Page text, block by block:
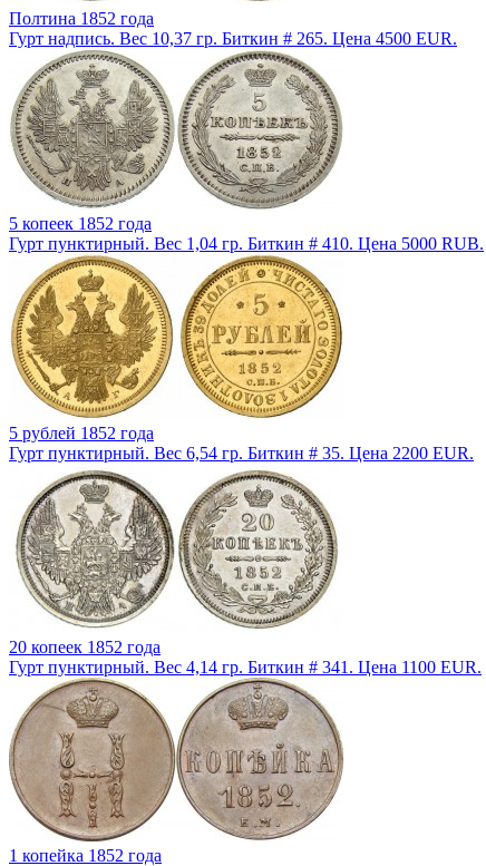
Полтина 1852 года
Гурт надпись. Вес 10,37 гр. Биткин # 265. Цена 4500 EUR.
5 копеек 1852 года
Гурт пунктирный. Вес 1,04 гр. Биткин # 410. Цена 5000 RUB.
5 рублей 1852 года
Гурт пунктирный. Вес 6,54 гр. Биткин # 35. Цена 2200 EUR.
20 копеек 1852 года
Гурт пунктирный. Вес 4,14 гр. Биткин # 341. Цена 1100 EUR.
1 копейка 1852 года